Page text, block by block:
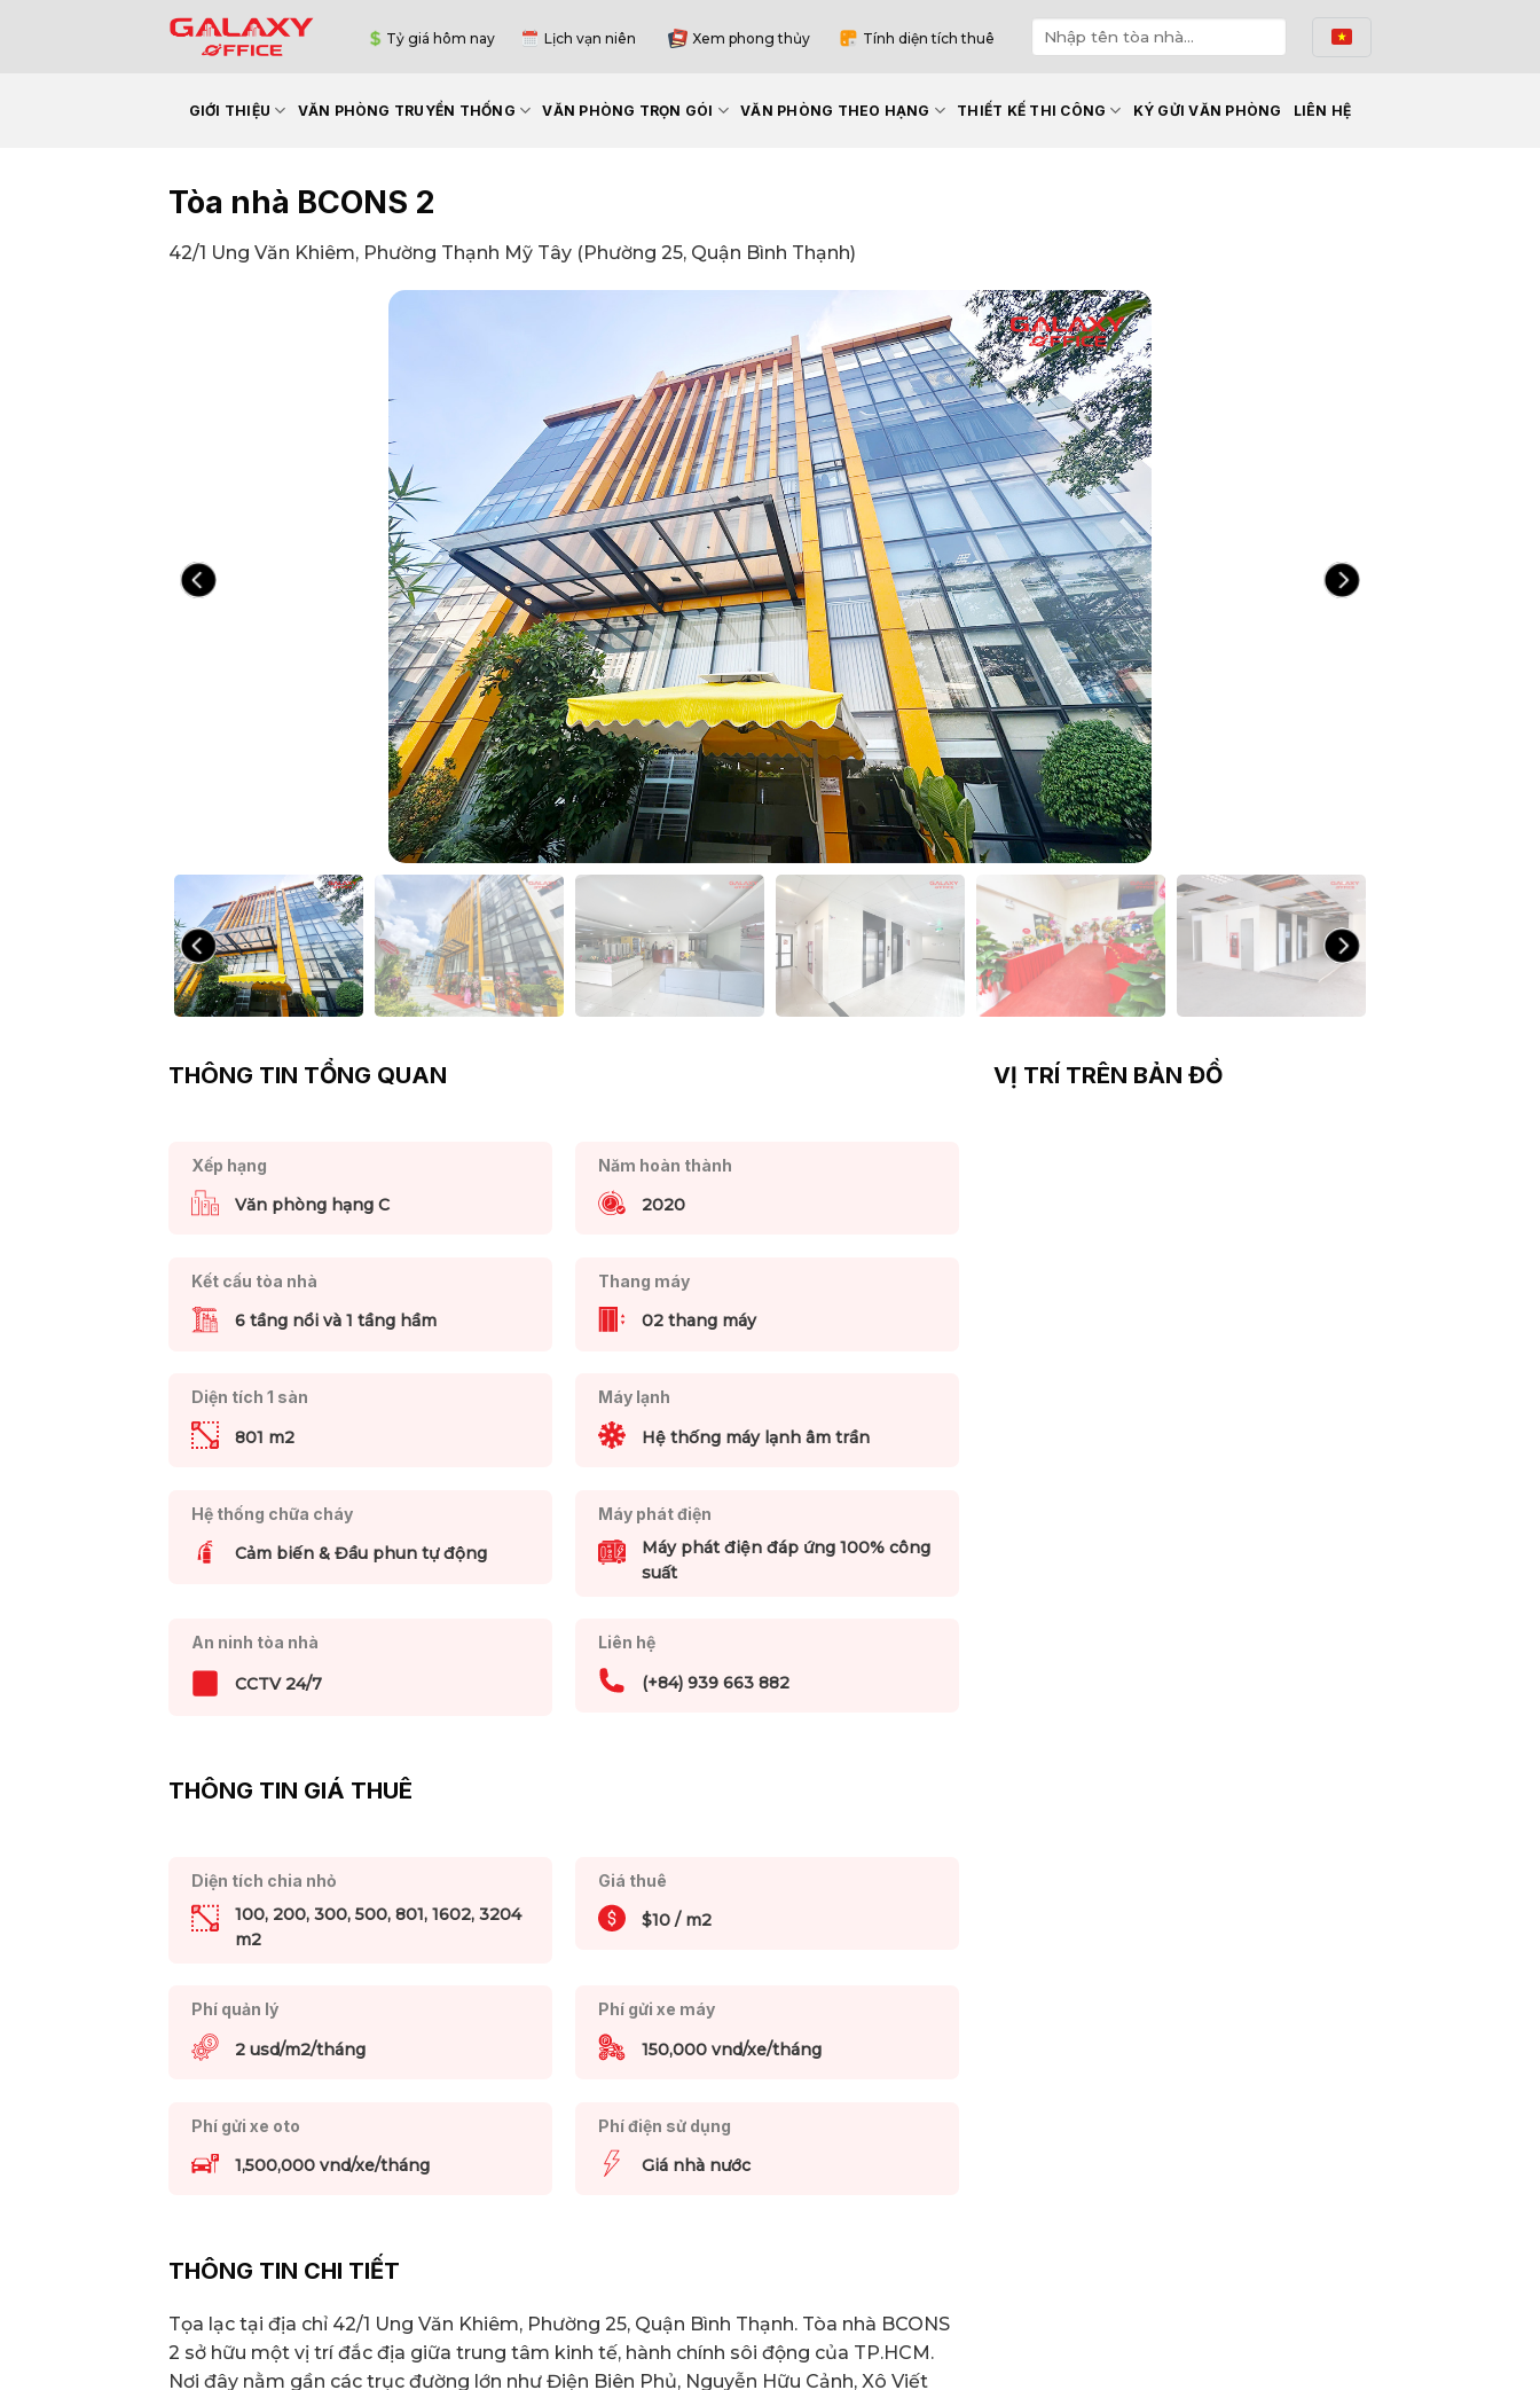
Tỷ giá hôm nay Lịch vạn niên Xem phong thủy Tính diện tích thuê
GIỚI THIỆU VĂN PHÒNG TRUYỀN THỐNG VĂN PHÒNG TRỌN GÓI VĂN PHÒNG THEO HẠNG THIẾT KẾ THI CÔNG KÝ GỬI VĂN PHÒNG LIÊN HỆ
Tòa nhà BCONS 2
42/1 Ung Văn Khiêm, Phường Thạnh Mỹ Tây (Phường 25, Quận Bình Thạnh)
THÔNG TIN TỔNG QUAN
Xếp hạng
Văn phòng hạng C
Năm hoàn thành
2020
Kết cấu tòa nhà
6 tầng nổi và 1 tầng hầm
Thang máy
02 thang máy
Diện tích 1 sàn
801 m2
Máy lạnh
Hệ thống máy lạnh âm trần
Hệ thống chữa cháy
Cảm biến & Đầu phun tự động
Máy phát điện
Máy phát điện đáp ứng 100% công
suất
An ninh tòa nhà
CCTV 24/7
Liên hệ
(+84) 939 663 882
THÔNG TIN GIÁ THUÊ
Diện tích chia nhỏ
100, 200, 300, 500, 801, 1602, 3204
m2
Giá thuê
$10 / m2
Phí quản lý
2 usd/m2/tháng
Phí gửi xe máy
150,000 vnd/xe/tháng
Phí gửi xe oto
1,500,000 vnd/xe/tháng
Phí điện sử dụng
Giá nhà nước
THÔNG TIN CHI TIẾT
Tọa lạc tại địa chỉ 42/1 Ung Văn Khiêm, Phường 25, Quận Bình Thạnh. Tòa nhà BCONS
2 sở hữu một vị trí đắc địa giữa trung tâm kinh tế, hành chính sôi động của TP.HCM.
Nơi đây nằm gần các trục đường lớn như Điện Biên Phủ, Nguyễn Hữu Cảnh, Xô Viết
VỊ TRÍ TRÊN BẢN ĐỒ